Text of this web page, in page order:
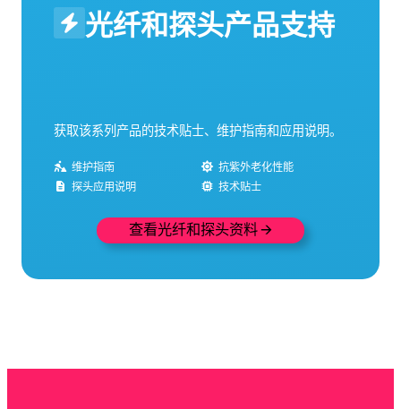
光纤和探头产品支持
获取该系列产品的技术贴士、维护指南和应用说明。
维护指南
探头应用说明
抗紫外老化性能
技术贴士
查看光纤和探头资料 🡪